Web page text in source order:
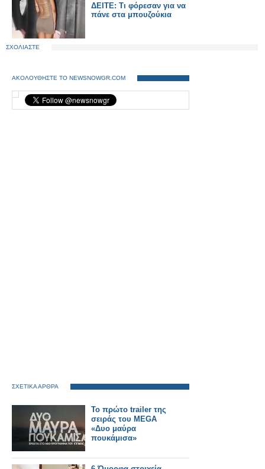
ΔΕΙΤΕ: Tι φόρεσαν για να
πάνε στα μπουζούκια
ΣΧΟΛΙΑΣΤΕ
ΑΚΟΛΟΥΘΗΣΤΕ ΤΟ NEWSNOWGR.COM
ΣΧΕΤΙΚΑ ΑΡΘΡΑ
Το πρώτο trailer της
σειράς του MEGA
«Δυο μαύρα
πουκάμισα»